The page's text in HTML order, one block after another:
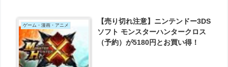
ゲーム・漫画・アニメ
【売り切れ注意】ニンテンドー3DS
ソフト モンスターハンタークロス
（予約）が5180円とお買い得！